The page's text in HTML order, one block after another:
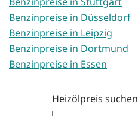
Benzinpreise in Düsseldorf
Benzinpreise in Leipzig
Benzinpreise in Dortmund
Benzinpreise in Essen
Heizölpreis suchen